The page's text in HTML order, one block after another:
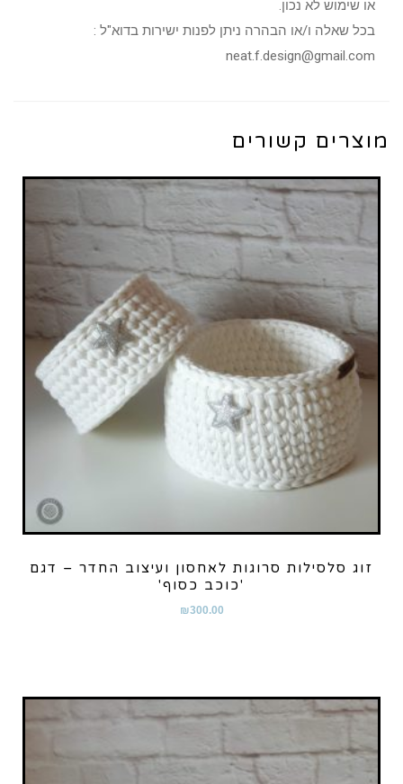
או שימוש לא נכון.
בכל שאלה ו/או הבהרה ניתן לפנות ישירות בדוא"ל :
neat.f.design@gmail.com
מוצרים קשורים
זוג סלסילות סרוגות לאחסון ועיצוב החדר – דגם
'כוכב כסוף'
₪300.00